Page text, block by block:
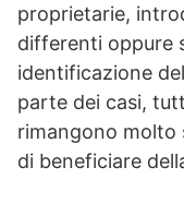
proprietarie,
differenti oppure
identificazione
parte dei casi,
rimangono molto
di beneficiare